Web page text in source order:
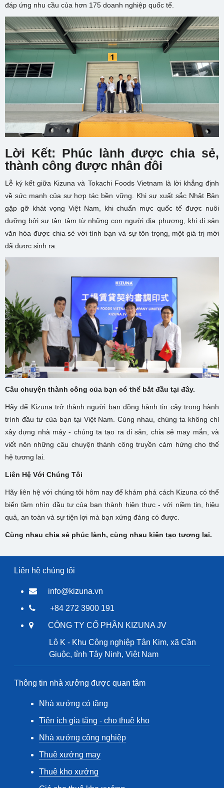
đáp ứng nhu cầu của hơn 175 doanh nghiệp quốc tế.
Lời Kết: Phúc lành được chia sẻ,
thành công được nhân đôi
Lễ ký kết giữa Kizuna và Tokachi Foods Vietnam là lời khẳng định
về sức mạnh của sự hợp tác bền vững. Khi sự xuất sắc Nhật Bản
gặp gỡ khát vọng Việt Nam, khi chuẩn mực quốc tế được nuôi
dưỡng bởi sự tận tâm từ những con người địa phương, khi di sản
văn hóa được chia sẻ với tình bạn và sự tôn trọng, một giá trị mới
đã được sinh ra.
Câu chuyện thành công của bạn có thể bắt đầu tại đây.
Hãy để Kizuna trở thành người bạn đồng hành tin cậy trong hành
trình đầu tư của bạn tại Việt Nam. Cùng nhau, chúng ta không chỉ
xây dựng nhà máy - chúng ta tạo ra di sản, chia sẻ may mắn, và
viết nên những câu chuyện thành công truyền cảm hứng cho thế
hệ tương lai.
Liên Hệ Với Chúng Tôi
Hãy liên hệ với chúng tôi hôm nay để khám phá cách Kizuna có thể
biến tầm nhìn đầu tư của bạn thành hiện thực - với niềm tin, hiệu
quả, an toàn và sự tiện lợi mà bạn xứng đáng có được.
Cùng nhau chia sẻ phúc lành, cùng nhau kiến tạo tương lai.
Liên hệ chúng tôi
info@kizuna.vn
+84 272 3900 191
CÔNG TY CỔ PHẦN KIZUNA JV
Lô K - Khu Công nghiệp Tân Kim, xã Cần
Giuộc, tỉnh Tây Ninh, Việt Nam
Thông tin nhà xưởng được quan tâm
Nhà xưởng có tầng
Tiện ích gia tăng - cho thuê kho
Nhà xưởng công nghiệp
Thuê xưởng may
Thuê kho xưởng